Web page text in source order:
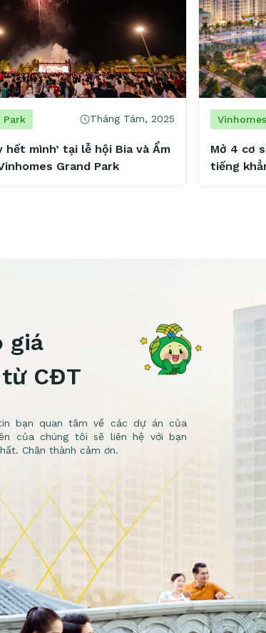
Park Tháng Tám, 2025
hết mình’ tại lễ hội Bia và Ẩm
Grand Park
Mở 4 cơ
tiếng
mảnh
giá
CĐT
bạn quan tâm về các dự án của
của chúng tôi sẽ liên hệ với bạn
Chân thành cảm ơn.